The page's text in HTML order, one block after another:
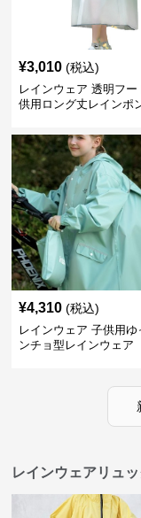
¥3,010 (税込)
レインウェア 透明フー
供用ロング丈レインポ
¥4,310 (税込)
レインウェア 子供用ゆ
ンチョ型レインウェア
レインウェアリュ